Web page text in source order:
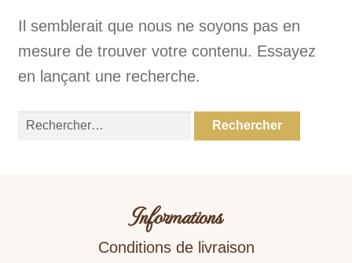
Il semblerait que nous ne soyons pas en
mesure de trouver votre contenu. Essayez
en lançant une recherche.
Rechercher :
Informations
Conditions de livraison